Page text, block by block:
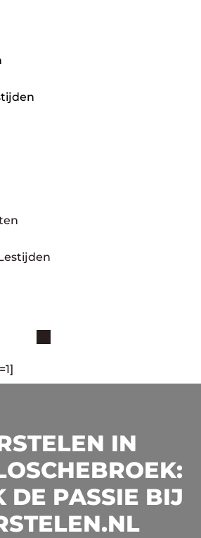
IN
DE PASSIE BIJ